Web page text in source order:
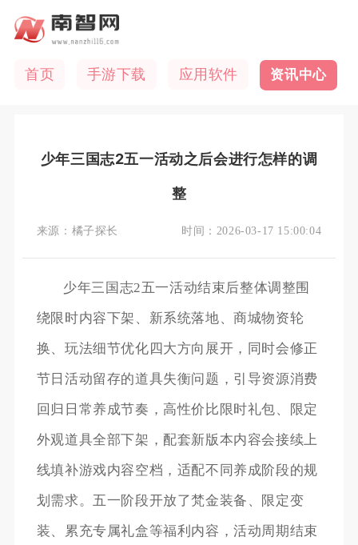
首页 手游下载 应用软件 资讯中心
少年三国志2五一活动之后会进行怎样的调
整
来源： 橘子探长 时间： 2026-03-17 15:00:04
少年三国志2五一活动结束后整体调整围
绕限时内容下架、新系统落地、商城物资轮
换、玩法细节优化四大方向展开，同时会修正
节日活动留存的道具失衡问题，引导资源消费
回归日常养成节奏，高性价比限时礼包、限定
外观道具全部下架，配套新版本内容会接续上
线填补游戏内容空档，适配不同养成阶段的规
划需求。五一阶段开放了梵金装备、限定变
装、累充专属礼盒等福利内容，活动周期结束